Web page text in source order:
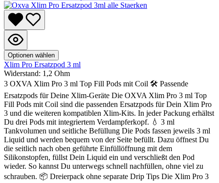
Optionen wählen
Xlim Pro Ersatzpod 3 ml
Widerstand: 1,2 Ohm
3 OXVA Xlim Pro 3 ml Top Fill Pods mit Coil 🛠️ Passende
Ersatzpods für Deine Xlim-Geräte Die OXVA Xlim Pro 3 ml Top
Fill Pods mit Coil sind die passenden Ersatzpods für Dein Xlim Pro
3 und die weiteren kompatiblen Xlim-Kits. In jeder Packung erhältst
Du drei Pods mit integriertem Verdampferkopf. 💧 3 ml
Tankvolumen und seitliche Befüllung Die Pods fassen jeweils 3 ml
Liquid und werden bequem von der Seite befüllt. Dazu öffnest Du
die seitlich nach oben geführte Einfüllöffnung mit dem
Silikonstopfen, füllst Dein Liquid ein und verschließt den Pod
wieder. So kannst Du unterwegs schnell nachfüllen, ohne viel zu
schrauben. 📦 Dreierpack ohne separate Drip Tips Die Xlim Pro 3